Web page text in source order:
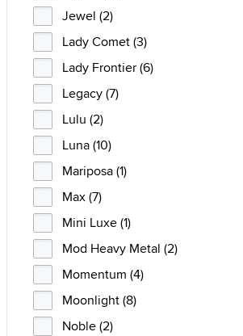
Jewel (2)
Lady Comet (3)
Lady Frontier (6)
Legacy (7)
Lulu (2)
Luna (10)
Mariposa (1)
Max (7)
Mini Luxe (1)
Mod Heavy Metal (2)
Momentum (4)
Moonlight (8)
Noble (2)